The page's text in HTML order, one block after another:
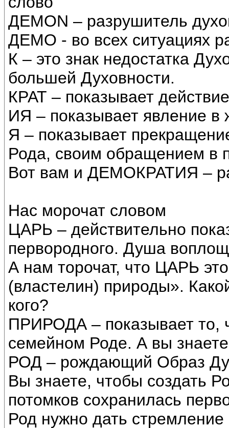
ДЕМОN – разрушитель
ДЕМО - во всех ситуациях
К – это знак недостатка
большей Духовности.
КРАТ – показывает
ИЯ – показывает явление в
Я – показывает
Рода, своим обращением в
Вот вам и ДЕМОКРАТИЯ –
Нас морочат словом
ЦАРЬ – действительно
первородного. Душа
А нам торочат, что ЦАРЬ
(властелин) природы».
кого?
ПРИРОДА – показывает то,
семейном Роде. А вы
РОД – рождающий Образ
Вы знаете, чтобы создать
потомков сохранилась
Род нужно дать